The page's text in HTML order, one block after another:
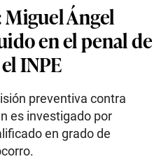
Miguel Ángel
en el penal de
INPE
preventiva contra
es investigado por
en grado de